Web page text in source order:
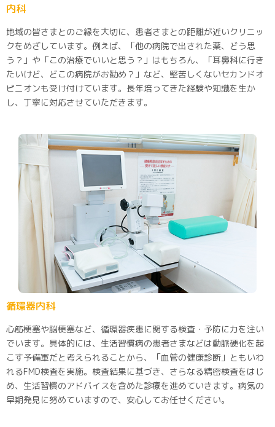
内科
地域の皆さまとのご縁を大切に、患者さまとの距離が近いクリニッ
クをめざしています。例えば、「他の病院で出された薬、どう思
う？」や「この治療でいいと思う？」はもちろん、「耳鼻科に行き
たいけど、どこの病院がお勧め？」など、堅苦しくないセカンドオ
ピニオンも受け付けています。長年培ってきた経験や知識を生か
し、丁寧に対応させていただきます。
循環器内科
心筋梗塞や脳梗塞など、循環器疾患に関する検査・予防に力を注い
でいます。具体的には、生活習慣病の患者さまなどは動脈硬化を起
こす予備軍だと考えられることから、「血管の健康診断」ともいわ
れるFMD検査を実施。検査結果に基づき、さらなる精密検査をはじ
め、生活習慣のアドバイスを含めた診療を進めていきます。病気の
早期発見に努めていますので、安心してお任せください。